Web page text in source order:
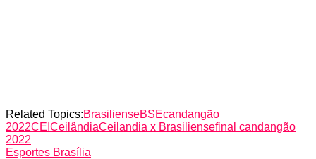
Related Topics:BrasilienseBSEcandangão
2022CEI CeilândiaCeilandia x Brasiliensefinal candangão
2022
Esportes Brasília